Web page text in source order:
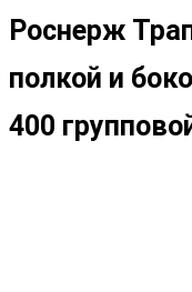
Роснерж
полкой и
400